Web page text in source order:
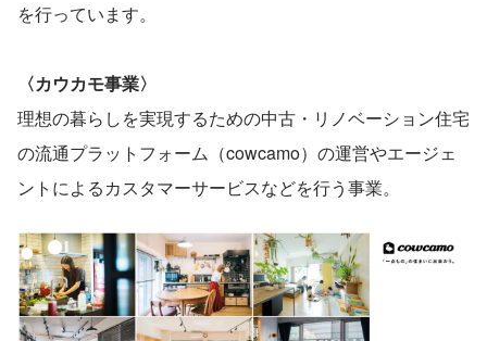
を行っています。
〈カウカモ事業〉
理想の暮らしを実現するための中古・リノベーション住宅
の流通プラットフォーム（cowcamo）の運営やエージェ
ントによるカスタマーサービスなどを行う事業。